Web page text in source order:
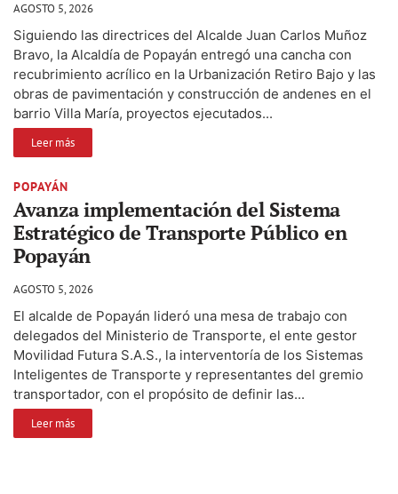
AGOSTO 5, 2026
Siguiendo las directrices del Alcalde Juan Carlos Muñoz
Bravo, la Alcaldía de Popayán entregó una cancha con
recubrimiento acrílico en la Urbanización Retiro Bajo y las
obras de pavimentación y construcción de andenes en el
barrio Villa María, proyectos ejecutados...
Leer más
POPAYÁN
Avanza implementación del Sistema
Estratégico de Transporte Público en
Popayán
AGOSTO 5, 2026
El alcalde de Popayán lideró una mesa de trabajo con
delegados del Ministerio de Transporte, el ente gestor
Movilidad Futura S.A.S., la interventoría de los Sistemas
Inteligentes de Transporte y representantes del gremio
transportador, con el propósito de definir las...
Leer más